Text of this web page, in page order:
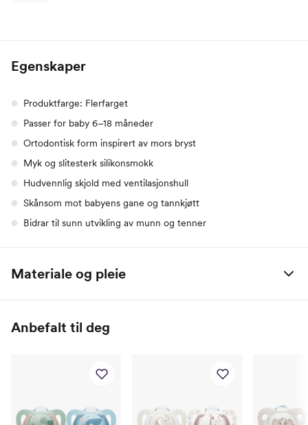
Egenskaper
Produktfarge: Flerfarget
Passer for baby 6–18 måneder
Ortodontisk form inspirert av mors bryst
Myk og slitesterk silikonsmokk
Hudvennlig skjold med ventilasjonshull
Skånsom mot babyens gane og tannkjøtt
Bidrar til sunn utvikling av munn og tenner
Materiale og pleie
Anbefalt til deg